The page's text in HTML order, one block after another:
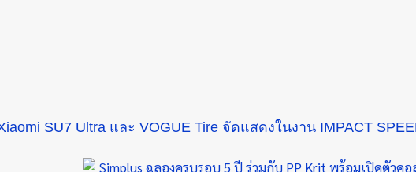
SU7 Ultra และ VOGUE Tire จัดแสดงในงาน IMPACT